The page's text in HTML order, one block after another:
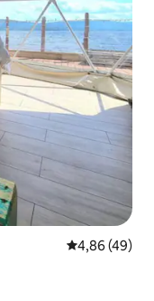
5 üzerinden
4,86 (49)